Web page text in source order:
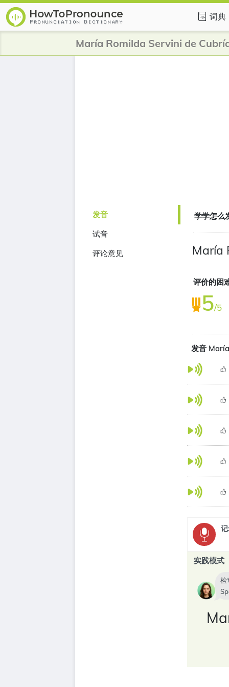
词典
发音
试音
评论意见
学学怎么
María
评价的困
5/5
发音
实践模式
检